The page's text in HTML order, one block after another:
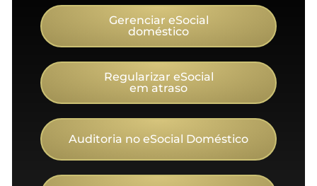
Gerenciar eSocial
doméstico
Regularizar eSocial
em atraso
Auditoria no eSocial Doméstico